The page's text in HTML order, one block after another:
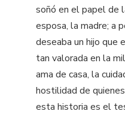
soñó en el papel de
esposa, la madre; a
deseaba un hijo que
tan valorada en la
ama de casa, la
hostilidad de
esta historia es el